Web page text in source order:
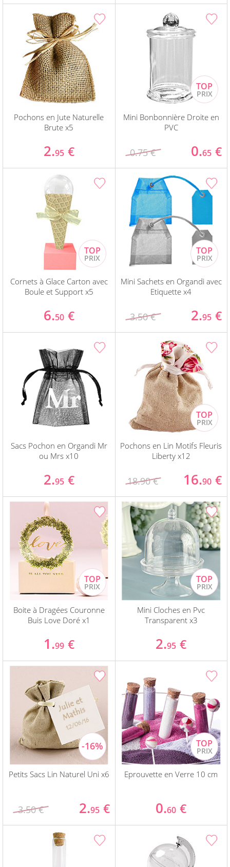
Pochons en Jute Naturelle
Brute x5
2.95 €
Mini Bonbonnière Droite en
PVC
0.75 € 0.65 €
Cornets à Glace Carton avec
Boule et Support x5
6.50 €
Mini Sachets en Organdi avec
Etiquette x4
3.50 € 2.95 €
Sacs Pochon en Organdi Mr
ou Mrs x10
2.95 €
Pochons en Lin Motifs Fleuris
Liberty x12
18.90 € 16.90 €
Boite à Dragées Couronne
Buis Love Doré x1
1.99 €
Mini Cloches en Pvc
Transparent x3
2.95 €
Petits Sacs Lin Naturel Uni x6
3.50 € 2.95 €
Eprouvette en Verre 10 cm
0.60 €